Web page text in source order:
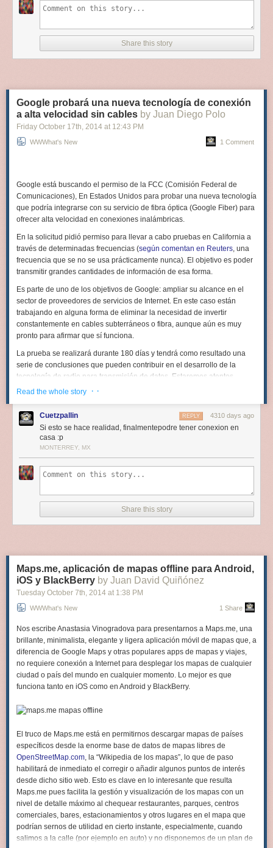
As clever as this hack is, the best feature is much more subtle: tricking in-
process usage, but any videos played through the spreadsheet were
attributed to Excel, ensuring the process usage stayed on target. You can
Filed under: security hacks software hacks video hacks
Share this story
Google probará una nueva tecnología de conexión
a alta velocidad sin cables by Juan Diego Polo
Friday October 17th, 2014 at 12:43 PM
WWWhat's New 1 Comment
Google está buscando el permiso de la FCC (Comisión Federal de
Comunicaciones), En Estados Unidos para probar una nueva tecnología
que podría integrarse con su servicio de fibra óptica (Google Fiber) para
ofrecer alta velocidad en conexiones inalámbricas.
En la solicitud pidió permiso para llevar a cabo pruebas en California a
través de determinadas frecuencias (según comentan en Reuters, una
frecuencia que se no se usa prácticamente nunca). El objetivo es poder
transmitir grandes cantidades de información de esa forma.
Es parte de uno de los objetivos de Google: ampliar su alcance en el
sector de proveedores de servicios de Internet. En este caso están
trabajando en alguna forma de eliminar la necesidad de invertir
constantemente en cables subterráneos o fibra, aunque aún es muy
pronto para afirmar que sí funciona.
La prueba se realizará durante 180 días y tendrá como resultado una
serie de conclusiones que pueden contribuir en el desarrollo de la
tecnología de radio para transmisión de datos. Estaremos atentos.
Imagen:Blog de Google Fiber
Texto escrito enwwwhatsnew.com
Sigue las noticias por
Facebook.com/wwwhatsnewoGoogle Plus.
Read the whole story · ·
Cuetzpallin 4310 days ago
REPLY
Si esto se hace realidad, finalmentepodre tener conexion en
casa :p
MONTERREY, MX
Share this story
Maps.me, aplicación de mapas offline para Android,
iOS y BlackBerry by Juan David Quiñónez
Tuesday October 7th, 2014 at 1:38 PM
WWWhat's New 1 Share
Nos escribe Anastasia Vinogradova para presentarnos a Maps.me, una
brillante, minimalista, elegante y ligera aplicación móvil de mapas que, a
diferencia de Google Maps y otras populares apps de mapas y viajes,
no requiere conexión a Internet para desplegar los mapas de cualquier
ciudad o país del mundo en cualquier momento. Lo mejor es que
funciona tanto en iOS como en Android y BlackBerry.
El truco de Maps.me está en permitirnos descargar mapas de países
específicos desde la enorme base de datos de mapas libres de
OpenStreetMap.com, la “Wikipedia de los mapas”, lo que de paso
habilitará de inmediato el corregir o añadir algunos puntos de interés
desde dicho sitio web. Esto es clave en lo interesante que resulta
Maps.me pues facilita la gestión y visualización de los mapas con un
nivel de detalle máximo al chequear restaurantes, parques, centros
comerciales, bares, estacionamientos y otros lugares en el mapa que
podrían sernos de utilidad en cierto instante, especialmente, cuando
salimos a la calle (por ejemplo en auto) y no disponemos de un plan de